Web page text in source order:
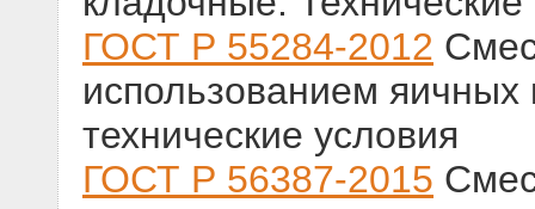
ГОСТ Р 55284-2012
использованием
технические условия
ГОСТ Р 56387-2015